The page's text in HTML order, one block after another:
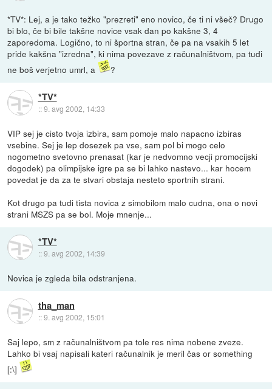
*TV*: Lej, a je tako težko "prezreti" eno novico, če ti ni všeč? Drugo
bi blo, če bi bile takšne novice vsak dan po kakšne 3, 4
zaporedoma. Logično, to ni športna stran, če pa na vsakih 5 let
pride kakšna "izredna", ki nima povezave z računalništvom, pa tudi
ne boš verjetno umrl, a
?
*TV*
::9. avg 2002, 14:33
VIP sej je cisto tvoja izbira, sam pomoje malo napacno izbiras
vsebine. Sej je lep dosezek pa vse, sam pol bi mogo celo
nogometno svetovno prenasat (kar je nedvomno vecji promocijski
dogodek) pa olimpijske igre pa se bi lahko nastevo... kar hocem
povedat je da za te stvari obstaja nesteto sportnih strani.
Kot drugo pa tudi tista novica z simobilom malo cudna, ona o novi
strani MSZS pa se bol. Moje mnenje...
*TV*
::9. avg 2002, 14:39
Novica je zgleda bila odstranjena.
tha_man
::9. avg 2002, 15:01
Saj lepo, sm z računalništvom pa tole res nima nobene zveze.
Lahko bi vsaj napisali kateri računalnik je meril čas or something
[:\]